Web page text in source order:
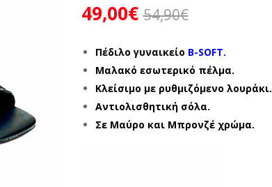
54,90€
49,00€
Πέδιλο γυναικείο B-SOFT.
Μαλακό εσωτερικό πέλμα.
Κλείσιμο με ρυθμιζόμενο λουράκι.
Αντιολισθητική σόλα.
Σε Μαύρο και Μπρονζέ χρώμα.